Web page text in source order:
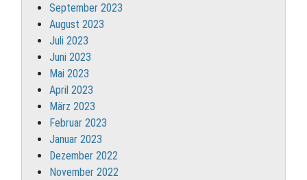
September 2023
August 2023
Juli 2023
Juni 2023
Mai 2023
April 2023
März 2023
Februar 2023
Januar 2023
Dezember 2022
November 2022